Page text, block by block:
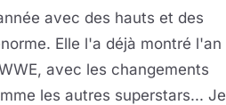
avec des hauts et des
Elle l'a déjà montré l'an
avec les changements
les autres superstars... Je